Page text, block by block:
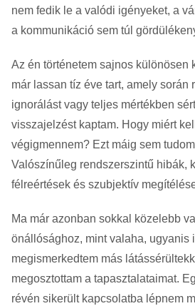
nem fedik le a valódi igényeket, a
a kommunikáció sem túl
Az én történetem sajnos különösen
már lassan tíz éve tart, amely során
ignorálást vagy teljes mértékben
visszajelzést kaptam. Hogy miért
végigmennem? Ezt máig sem
Valószínűleg rendszerszintű hibák,
félreértések és szubjektív
Ma már azonban sokkal közelebb
önállósághoz, mint valaha, ugyanis
megismerkedtem más
megosztottam a tapasztalataimat.
révén sikerült kapcsolatba lépnem